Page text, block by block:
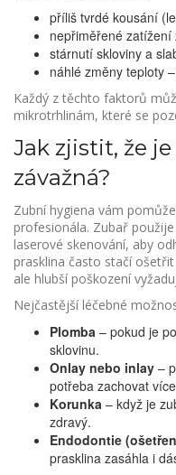
příliš tvrdé kousání
nepřiměřené
stárnutí skloviny a
náhlé změny teploty
Každý z těchto faktorů
mikrotrhlinám, které se
Jak zjistit, že
závažná?
Zubní hygiena vám
profesionála. Zubař
laserové skenování, aby
prasklina často stačí
ale hlubší poškození
Nejčastější léčebné
Plomba – pokud je
sklovinu.
Onlay nebo inlay –
potřeba zachovat
Korunka – když je
zdravý.
Endodontie
prasklina zasáhla i